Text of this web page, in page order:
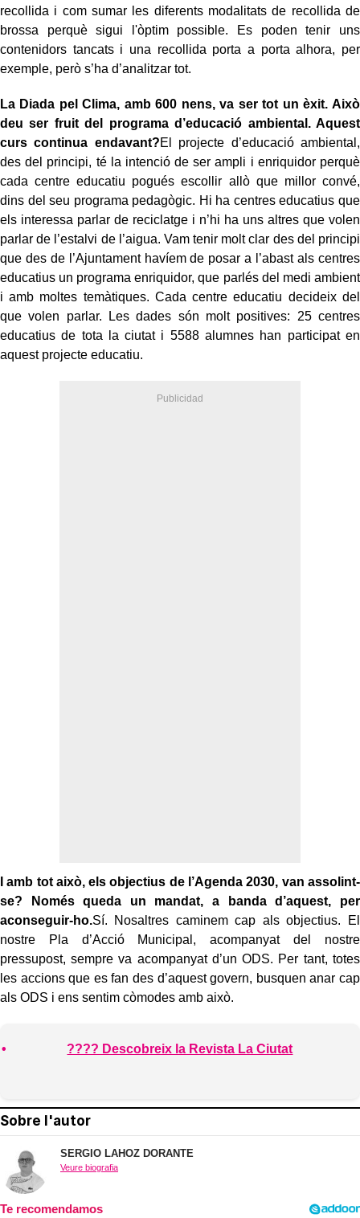
recollida i com sumar les diferents modalitats de recollida de
brossa perquè sigui l'òptim possible. Es poden tenir uns
contenidors tancats i una recollida porta a porta alhora, per
exemple, però s’ha d’analitzar tot.
La Diada pel Clima, amb 600 nens, va ser tot un èxit. Això
deu ser fruit del programa d’educació ambiental. Aquest
curs continua endavant?El projecte d’educació ambiental,
des del principi, té la intenció de ser ampli i enriquidor perquè
cada centre educatiu pogués escollir allò que millor convé,
dins del seu programa pedagògic. Hi ha centres educatius que
els interessa parlar de reciclatge i n’hi ha uns altres que volen
parlar de l’estalvi de l’aigua. Vam tenir molt clar des del principi
que des de l’Ajuntament havíem de posar a l’abast als centres
educatius un programa enriquidor, que parlés del medi ambient
i amb moltes temàtiques. Cada centre educatiu decideix del
que volen parlar. Les dades són molt positives: 25 centres
educatius de tota la ciutat i 5588 alumnes han participat en
aquest projecte educatiu.
I amb tot això, els objectius de l’Agenda 2030, van assolint-
se? Només queda un mandat, a banda d’aquest, per
aconseguir-ho.Sí. Nosaltres caminem cap als objectius. El
nostre Pla d’Acció Municipal, acompanyat del nostre
pressupost, sempre va acompanyat d’un ODS. Per tant, totes
les accions que es fan des d’aquest govern, busquen anar cap
als ODS i ens sentim còmodes amb això.
???? Descobreix la Revista La Ciutat
Sobre l'autor
SERGIO LAHOZ DORANTE
Veure biografia